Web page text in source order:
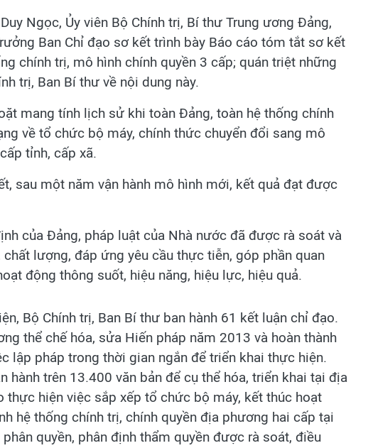
Ngọc, Ủy viên Bộ Chính trị, Bí thư Trung ương Đảng,
Ban Chỉ đạo sơ kết trình bày Báo cáo tóm tắt sơ kết
chính trị, mô hình chính quyền 3 cấp; quán triệt những
trị, Ban Bí thư về nội dung này.
mang tính lịch sử khi toàn Đảng, toàn hệ thống chính
về tổ chức bộ máy, chính thức chuyển đổi sang mô
tỉnh, cấp xã.
sau một năm vận hành mô hình mới, kết quả đạt được
của Đảng, pháp luật của Nhà nước đã được rà soát và
lượng, đáp ứng yêu cầu thực tiễn, góp phần quan
động thông suốt, hiệu năng, hiệu lực, hiệu quả.
Bộ Chính trị, Ban Bí thư ban hành 61 kết luận chỉ đạo.
thể chế hóa, sửa Hiến pháp năm 2013 và hoàn thành
lập pháp trong thời gian ngắn để triển khai thực hiện.
hành trên 13.400 văn bản để cụ thể hóa, triển khai tại địa
thực hiện việc sắp xếp tổ chức bộ máy, kết thúc hoạt
hệ thống chính trị, chính quyền địa phương hai cấp tại
quyền, phân định thẩm quyền được rà soát, điều